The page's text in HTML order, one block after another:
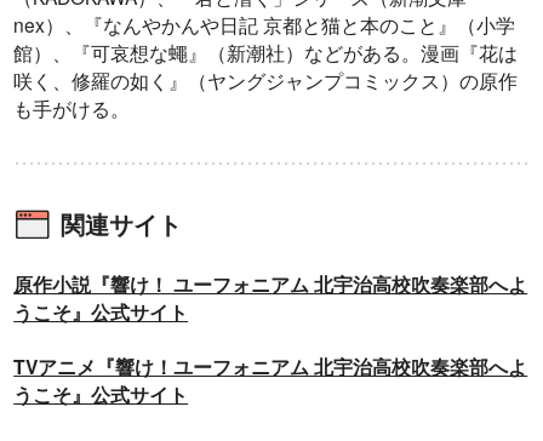
nex）、『なんやかんや日記 京都と猫と本のこと』（小学
館）、『可哀想な蠅』（新潮社）などがある。漫画『花は
咲く、修羅の如く』（ヤングジャンプコミックス）の原作
も手がける。
関連サイト
原作小説『響け！ ユーフォニアム 北宇治高校吹奏楽部へよ
うこそ』公式サイト
TVアニメ『響け！ユーフォニアム 北宇治高校吹奏楽部へよ
うこそ』公式サイト